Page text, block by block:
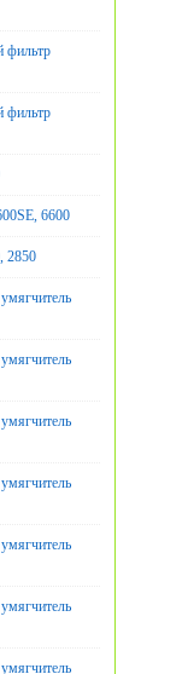
фильтр
фильтр
6600
2850